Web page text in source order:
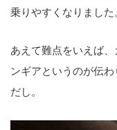
乗りやすくなりました
あえて難点をいえば
ンギアというのが伝
だし。